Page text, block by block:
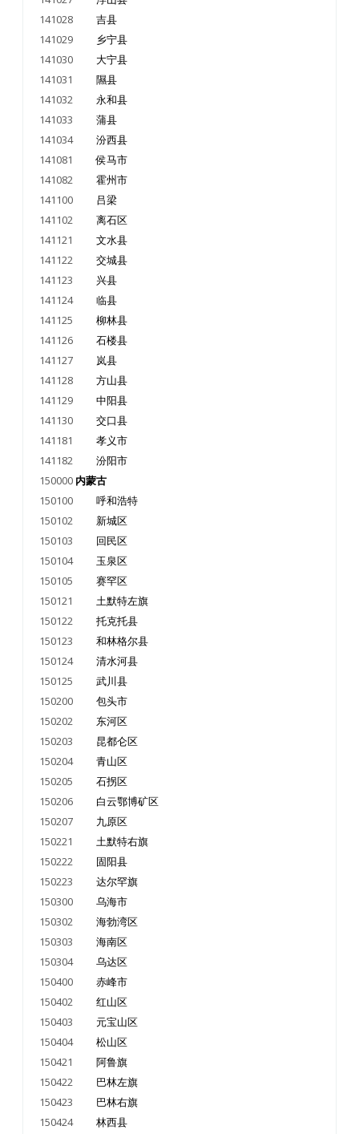
141028 吉县
141029
乡宁县
141030 大宁县
141031 隰县
141032 永和县
141033 蒲县
141034 汾西县
141081侯马市
141082 霍州市
141100 吕梁
141102 离石区
141121 文水县
141122 交城县
141123 兴县
141124 临县
141125 柳林县
141126 石楼县
141127 岚县
141128 方山县
141129 中阳县
141130 交口县
141181 孝义市
141182 汾阳市
150000 内蒙古
150100 呼和浩特
150102 新城区
150103 回民区
150104 玉泉区
150105 赛罕区
150121 土默特左旗
150122 托克托县
150123 和林格尔县
150124 清水河县
150125 武川县
150200 包头市
150202 东河区
150203 昆都仑区
150204 青山区
150205 石拐区
150206 白云鄂博矿区
150207 九原区
150221 土默特右旗
150222 固阳县
150223 达尔罕旗
150300 乌海市
150302 海勃湾区
150303 海南区
150304 乌达区
150400 赤峰市
150402 红山区
150403 元宝山区
150404 松山区
150421 阿鲁旗
150422 巴林左旗
150423 巴林右旗
150424 林西县